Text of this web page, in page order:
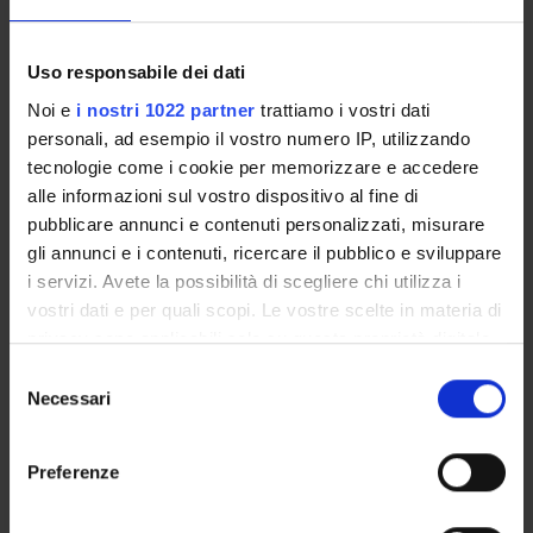
Uso responsabile dei dati
Noi e i nostri 1022 partner trattiamo i vostri dati
personali, ad esempio il vostro numero IP, utilizzando
tecnologie come i cookie per memorizzare e accedere
alle informazioni sul vostro dispositivo al fine di
pubblicare annunci e contenuti personalizzati, misurare
gli annunci e i contenuti, ricercare il pubblico e sviluppare
i servizi. Avete la possibilità di scegliere chi utilizza i
vostri dati e per quali scopi. Le vostre scelte in materia di
privacy sono applicabili solo su questa proprietà digitale
modificare o revocare il proprio consenso in qualsiasi
momento dalla Dichiarazione sui cookie o facendo clic
delNecessari
Preferenze
ORGANIZZAZIONE
GOVERNANCE
COMMISSIONI
UFFICI E STRUTTURE DI SERVIZIO
SERVIZI DI SEGRETERIA STUDENTI
CENTRI